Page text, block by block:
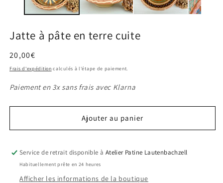
Jatte à pâte en terre cuite
Prix
habituel
20,00€
Frais d'expédition calculés à l'étape de paiement.
Paiement en 3x sans frais avec Klarna
Ajouter au panier
Service de retrait disponible à Atelier Patine Lautenbachzell
Habituellement prête en 24 heures
Afficher les informations de la boutique